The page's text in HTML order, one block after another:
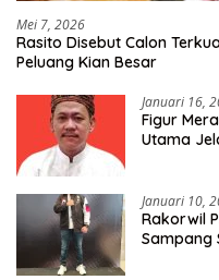
Mei 7, 2026
Rasito Disebut Calon
Peluang Kian Besar
Januari 16,
Figur
Utama
Januari 10,
Rakorwil
Sampang